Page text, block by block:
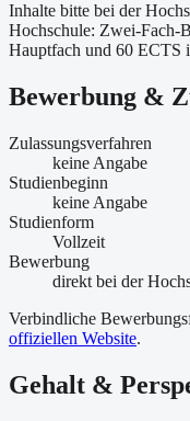
Inhalte bitte bei der
Hochschule: Zwei-Fach-
Hauptfach und 60 ECTS
Bewerbung &
Zulassungsverfahren
keine Angabe
Studienbeginn
keine Angabe
Studienform
Vollzeit
Bewerbung
direkt bei der
Verbindliche
offiziellen Website.
Gehalt &